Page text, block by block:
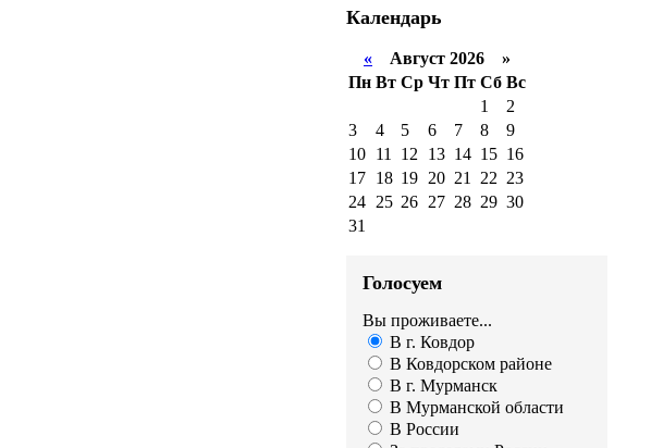
Календарь
« Август 2026 »
Пн Вт Ср Чт Пт Сб Вс
1
2
3
4 5 6 7 8
9
10 11 12 13 14 15 16
17 18 19 20 21 22 23
24 25 26 27 28 29 30
31
Голосуем
Вы проживаете...
В г. Ковдор
В Ковдорском районе
В г. Мурманск
В Мурманской области
В России